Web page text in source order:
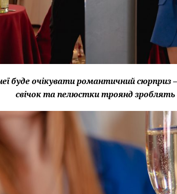
буде очікувати романтичний сюрприз
свічок та пелюстки троянд